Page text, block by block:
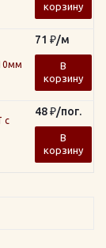
корзину
71 ₽/м
В
корзину
с
48₽/пог.
В
корзину